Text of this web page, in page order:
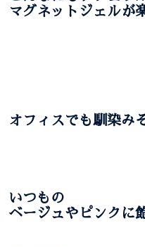
マグネットジェルが
オフィスでも馴染み
いつもの
ベージュやピンクに